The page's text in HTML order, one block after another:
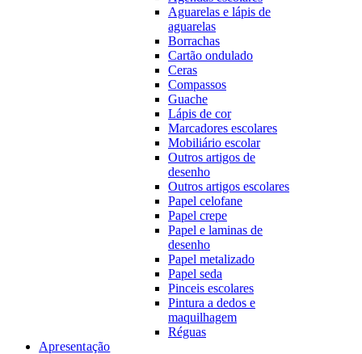
Aguarelas e lápis de
aguarelas
Borrachas
Cartão ondulado
Ceras
Compassos
Guache
Lápis de cor
Marcadores escolares
Mobiliário escolar
Outros artigos de
desenho
Outros artigos escolares
Papel celofane
Papel crepe
Papel e laminas de
desenho
Papel metalizado
Papel seda
Pinceis escolares
Pintura a dedos e
maquilhagem
Réguas
Apresentação